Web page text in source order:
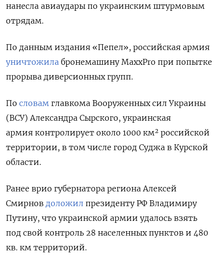
нанесла авиаудары по украинским штурмовым
отрядам.
По данным издания «Пепел», российская армия
уничтожила бронемашину MaxxPro при попытке
прорыва диверсионных групп.
По словам главкома Вооруженных сил Украины
(ВСУ) Александра Сырского, украинская
армия контролирует около 1000 км² российской
территории, в том числе город Суджа в Курской
области.
Ранее врио губернатора региона Алексей
Смирнов доложил президенту РФ Владимиру
Путину, что украинской армии удалось взять
под свой контроль 28 населенных пунктов и 480
кв. км территорий.